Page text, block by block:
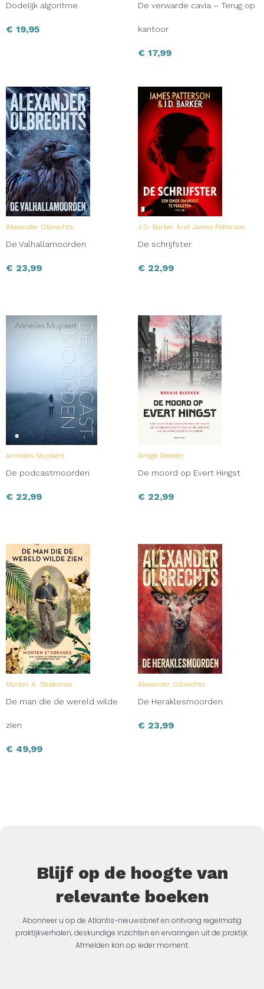
Dodelijk algoritme
€ 19,95
De verwarde cavia – Terug op
kantoor
€ 17,99
Alexander Olbrechts
De Valhallamoorden
€ 23,99
J.D. Barker And James Patterson
De schrijfster
€ 22,99
Annelies Muylaert
De podcastmoorden
€ 22,99
Bregje Bleeker
De moord op Evert Hingst
€ 22,99
Morten A. Strøksnes
De man die de wereld wilde
zien
€ 49,99
Alexander Olbrechts
De Heraklesmoorden
€ 23,99
Blijf op de hoogte van
relevante boeken
Abonneer u op de Atlantis-nieuwsbrief en ontvang regelmatig
praktijkverhalen, deskundige inzichten en ervaringen uit de praktijk.
Afmelden kan op ieder moment.